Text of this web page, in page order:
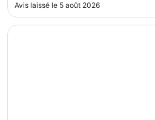
Avis laissé le 5 août 2026
S’ouvre dans une nouvelle fenêtre
Radisson Hotel Antwerp Berchem